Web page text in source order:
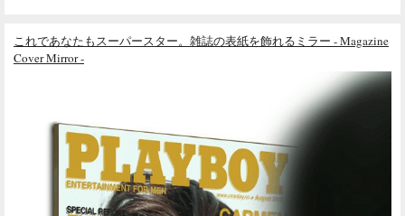
これであなたもスーパースター。雑誌の表紙を飾れるミラー - Magazine
Cover Mirror -